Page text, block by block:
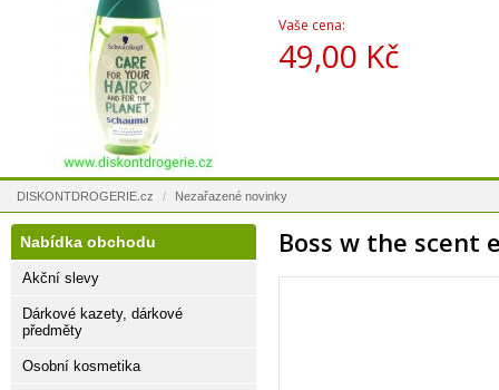
Vaše cena:
49,00 Kč
DISKONTDROGERIE.cz / Nezařazené novinky
Boss w the scent
Nabídka obchodu
Akční slevy
Dárkové kazety, dárkové
předměty
Osobní kosmetika